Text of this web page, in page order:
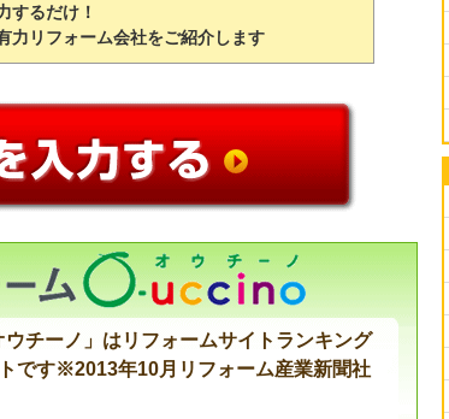
するだけ！
力リフォーム会社をご紹介します
ウチーノ」はリフォームサイトランキング
です※2013年10月リフォーム産業新聞社